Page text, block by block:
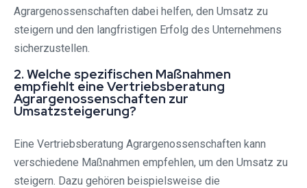
Agrargenossenschaften dabei helfen, den Umsatz zu
steigern und den langfristigen Erfolg des Unternehmens
sicherzustellen.
2. Welche spezifischen Maßnahmen
empfiehlt eine Vertriebsberatung
Agrargenossenschaften zur
Umsatzsteigerung?
Eine Vertriebsberatung Agrargenossenschaften kann
verschiedene Maßnahmen empfehlen, um den Umsatz zu
steigern. Dazu gehören beispielsweise die